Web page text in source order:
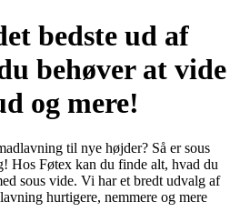
bedste ud af
behøver at vide
og mere!
til nye højder? Så er sous
Hos Føtex kan du finde alt, hvad du
sous vide. Vi har et bredt udvalg af
hurtigere, nemmere og mere